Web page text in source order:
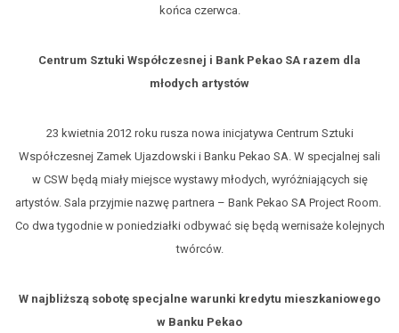
końca czerwca.
Centrum Sztuki Współczesnej i Bank Pekao SA razem dla
młodych artystów
23 kwietnia 2012 roku rusza nowa inicjatywa Centrum Sztuki
Współczesnej Zamek Ujazdowski i Banku Pekao SA. W specjalnej sali
w CSW będą miały miejsce wystawy młodych, wyróżniających się
artystów. Sala przyjmie nazwę partnera – Bank Pekao SA Project Room.
Co dwa tygodnie w poniedziałki odbywać się będą wernisaże kolejnych
twórców.
W najbliższą sobotę specjalne warunki kredytu mieszkaniowego
w Banku Pekao